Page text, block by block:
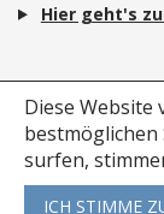
Diese Website
bestmöglichen
surfen,
ICH STIMME
Hier geht's
Copyright